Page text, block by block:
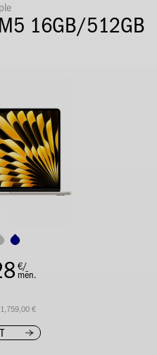
16GB/512GB
€/
mēn.
€